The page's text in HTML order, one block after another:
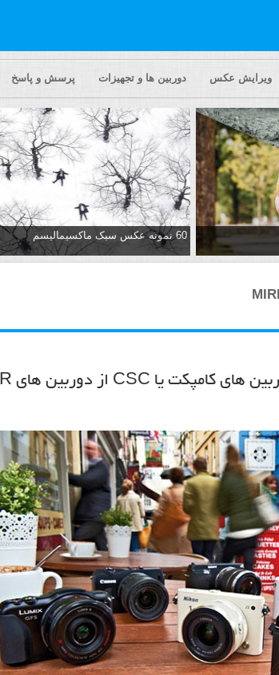
ویرایش عکس دوربین ها و تجهیزات پرسش و پاسخ
60 نمونه عکس سبک ماکسیمالیسم